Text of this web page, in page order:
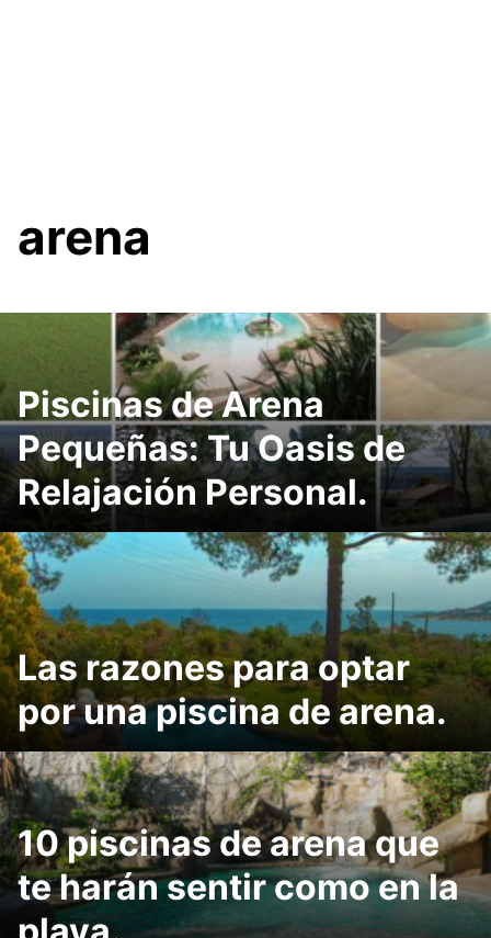
arena
Piscinas de Arena
Pequeñas: Tu Oasis de
Relajación Personal.
Las razones para optar
por una piscina de arena.
10 piscinas de arena que
te harán sentir como en la